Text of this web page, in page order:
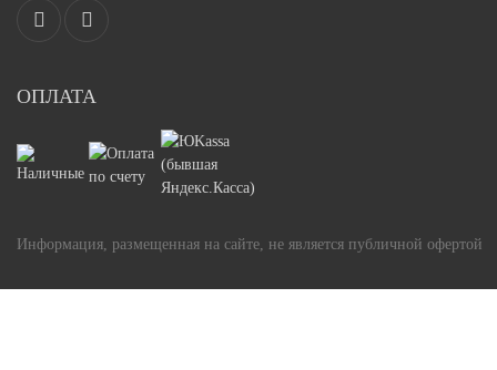
ОПЛАТА
Информация, размещенная на сайте, не является публичной офертой